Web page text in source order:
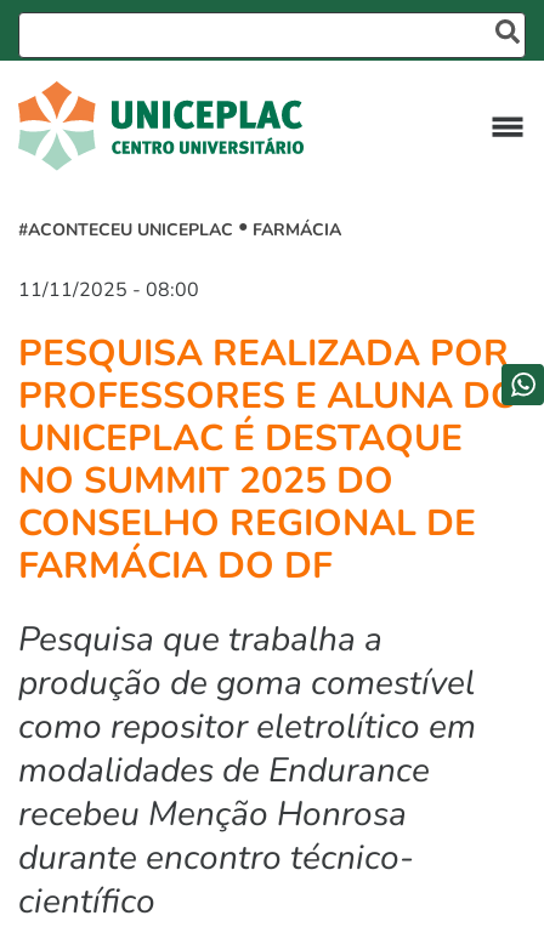
#ACONTECEU UNICEPLAC FARMÁCIA
11/11/2025 - 08:00
PESQUISA REALIZADA POR
PROFESSORES E ALUNA DO
UNICEPLAC É DESTAQUE
NO SUMMIT 2025 DO
CONSELHO REGIONAL DE
FARMÁCIA DO DF
Pesquisa que trabalha a
produção de goma comestível
como repositor eletrolítico em
modalidades de Endurance
recebeu Menção Honrosa
durante encontro técnico-
científico